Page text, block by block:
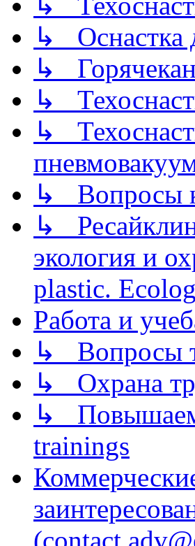
↳ Оснастка
↳
↳
↳
↳ Вопросы
↳
экология и
plastic.
Работа и
↳ Вопросы
↳ Охрана
↳ Повышаем
trainings